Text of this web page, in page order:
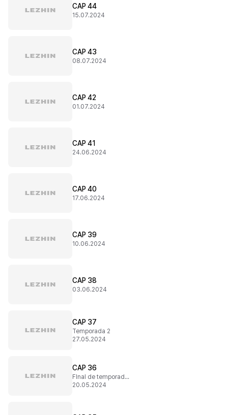
CAP 44
15.07.2024
CAP 43
08.07.2024
CAP 42
01.07.2024
CAP 41
24.06.2024
CAP 40
17.06.2024
CAP 39
10.06.2024
CAP 38
03.06.2024
CAP 37
Temporada 2
27.05.2024
CAP 36
FInal de temporada 1
20.05.2024